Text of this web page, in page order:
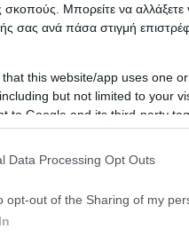
Μπορείτε να αλλάξετε
σας ανά πάσα στιγμή
that this website/app uses one
but not limited to your
to Google and its third-party
consent section.
Data Processing Opt Outs
opt-out of the Sharing of my